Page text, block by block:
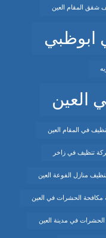
شقق المقام العين
ابوظبي
العين
في المقام العين
تنظيف في زاخر
منازل الفوعة العين
الحشرات في العين
في مدينة العين